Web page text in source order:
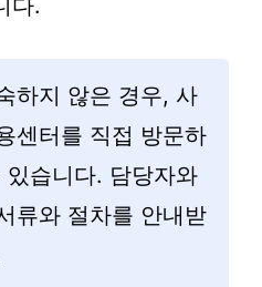
다.
하지 않은 경우, 사
센터를 직접 방문하
습니다. 담당자와
류와 절차를 안내받